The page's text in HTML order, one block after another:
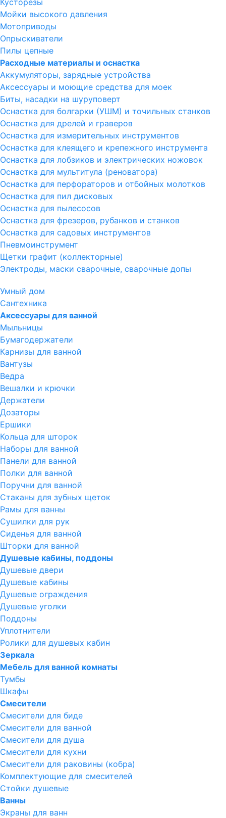
Кусторезы
Мойки высокого давления
Мотоприводы
Опрыскиватели
Пилы цепные
Расходные материалы и оснастка
Аккумуляторы, зарядные устройства
Аксессуары и моющие средства для моек
Биты, насадки на шуруповерт
Оснастка для болгарки (УШМ) и точильных станков
Оснастка для дрелей и граверов
Оснастка для измерительных инструментов
Оснастка для клеящего и крепежного инструмента
Оснастка для лобзиков и электрических ножовок
Оснастка для мультитула (реноватора)
Оснастка для перфораторов и отбойных молотков
Оснастка для пил дисковых
Оснастка для пылесосов
Оснастка для фрезеров, рубанков и станков
Оснастка для садовых инструментов
Пневмоинструмент
Щетки графит (коллекторные)
Электроды, маски сварочные, сварочные допы
Умный дом
Сантехника
Аксессуары для ванной
Мыльницы
Бумагодержатели
Карнизы для ванной
Вантузы
Ведра
Вешалки и крючки
Держатели
Дозаторы
Ершики
Кольца для шторок
Наборы для ванной
Панели для ванной
Полки для ванной
Поручни для ванной
Стаканы для зубных щеток
Рамы для ванны
Сушилки для рук
Сиденья для ванной
Шторки для ванной
Душевые кабины, поддоны
Душевые двери
Душевые кабины
Душевые ограждения
Душевые уголки
Поддоны
Уплотнители
Ролики для душевых кабин
Зеркала
Мебель для ванной комнаты
Тумбы
Шкафы
Смесители
Смесители для биде
Смесители для ванной
Смесители для душа
Смесители для кухни
Смесители для раковины (кобра)
Комплектующие для смесителей
Стойки душевые
Ванны
Экраны для ванн